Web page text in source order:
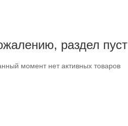
раздел пуст
момент нет активных товаров